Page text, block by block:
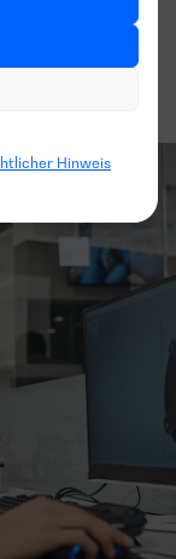
Hinweis